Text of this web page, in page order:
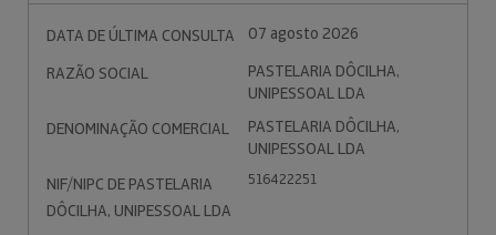
DATA DE ÚLTIMA CONSULTA
07 agosto 2026
RAZÃO SOCIAL
PASTELARIA DÔCILHA,
UNIPESSOAL LDA
DENOMINAÇÃO COMERCIAL
PASTELARIA DÔCILHA,
UNIPESSOAL LDA
NIF/NIPC DE PASTELARIA
DÔCILHA, UNIPESSOAL LDA
516422251